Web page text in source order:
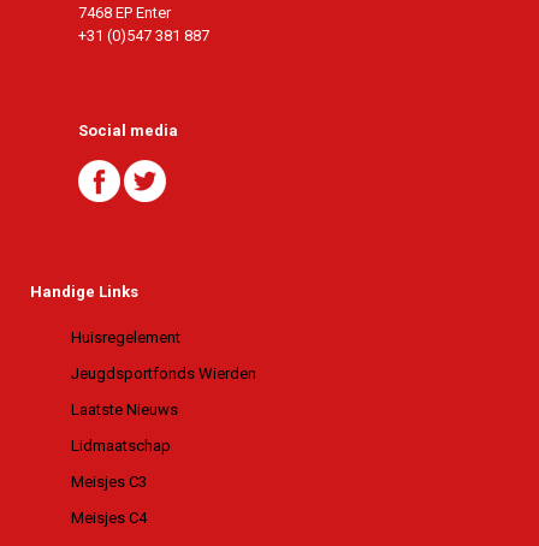
7468 EP Enter
+31 (0)547 381 887
Social media
Handige Links
Huisregelement
Jeugdsportfonds Wierden
Laatste Nieuws
Lidmaatschap
Meisjes C3
Meisjes C4